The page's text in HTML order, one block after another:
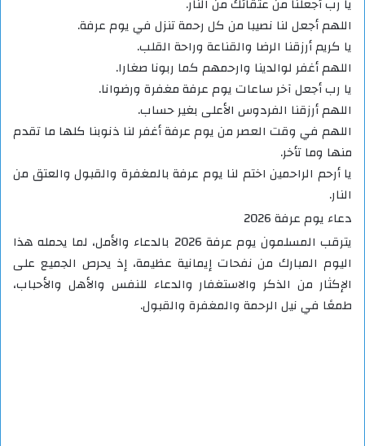
اللهم أجعل لنا نصيبا من كل رحمة تنزل في يوم عرفة.
يا كريم أرزقنا الرضا والقناعة وراحة القلب.
اللهم أغفر لوالدينا وارحمهم كما ربونا صغارا.
يا رب أجعل آخر ساعات يوم عرفة مغفرة ورضوانا.
اللهم أرزقنا الفردوس الأعلى بغير حساب.
اللهم في وقت العصر من يوم عرفة أغفر لنا ذنوبنا كلها ما تقدم
منها وما تأخر.
يا أرحم الراحمين اختم لنا يوم عرفة بالمغفرة والقبول والعتق من
النار.
دعاء يوم عرفة 2026
يترقب المسلمون يوم عرفة 2026 بالدعاء والأمل، لما يحمله هذا
اليوم المبارك من نفحات إيمانية عظيمة، إذ يحرص الجميع على
الإكثار من الذكر والاستغفار والدعاء للنفس والأهل والأحباب،
طمعًا في نيل الرحمة والمغفرة والقبول.